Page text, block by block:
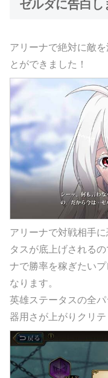
ゼルダに告白し
アリーナで絶対に敵
とができました！
アリーナで対戦相手
タスが底上げされる
ナで勝率を稼ぎたい
なります。
英雄ステータスの全パ
器用さが上がりクリ